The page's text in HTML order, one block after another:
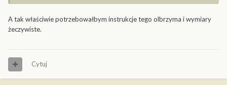
A tak właściwie potrzebowałbym instrukcje tego olbrzyma i wymiary
żeczywiste.
Cytuj